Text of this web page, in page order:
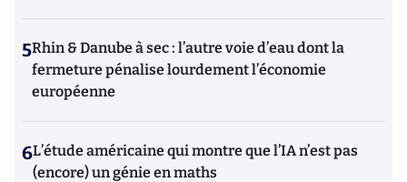
5Rhin & Danube à sec : l’autre voie d’eau dont la
fermeture pénalise lourdement l’économie
européenne
6L’étude américaine qui montre que l’IA n’est pas
(encore) un génie en maths